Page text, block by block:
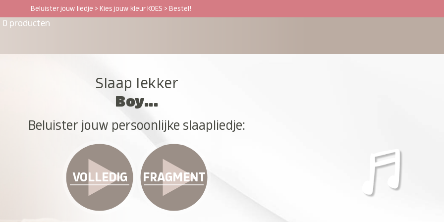
Beluister jouw liedje > Kies jouw kleur KOES > Bestel!
0 producten
Slaap lekker
Boy...
Beluister jouw persoonlijke slaapliedje:
VOLLEDIG FRAGMENT